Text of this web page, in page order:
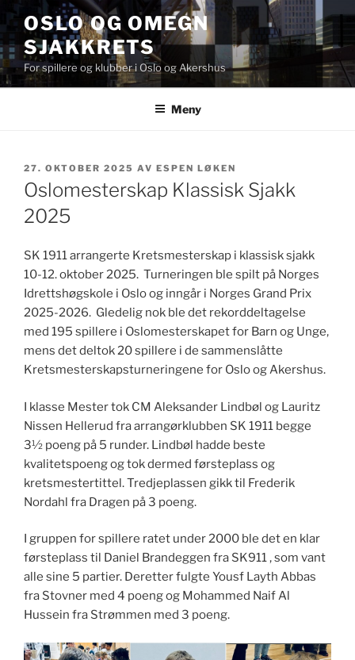
til
innhold
OSLO OG OMEGN
SJAKKRETS
For spillere og klubber i Oslo og Akershus
Meny
PUBLISERT
27. OKTOBER 2025 AV ESPEN LØKEN
Oslomesterskap Klassisk Sjakk
2025
SK 1911 arrangerte Kretsmesterskap i klassisk sjakk
10-12. oktober 2025. Turneringen ble spilt på Norges
Idrettshøgskole i Oslo og inngår i Norges Grand Prix
2025-2026. Gledelig nok ble det rekorddeltagelse
med 195 spillere i Oslomesterskapet for Barn og Unge,
mens det deltok 20 spillere i de sammenslåtte
Kretsmesterskapsturneringene for Oslo og Akershus.
I klasse Mester tok CM Aleksander Lindbøl og Lauritz
Nissen Hellerud fra arrangørklubben SK 1911 begge
3½ poeng på 5 runder. Lindbøl hadde beste
kvalitetspoeng og tok dermed førsteplass og
kretsmestertittel. Tredjeplassen gikk til Frederik
Nordahl fra Dragen på 3 poeng.
I gruppen for spillere ratet under 2000 ble det en klar
førsteplass til Daniel Brandeggen fra SK911 , som vant
alle sine 5 partier. Deretter fulgte Yousf Layth Abbas
fra Stovner med 4 poeng og Mohammed Naif Al
Hussein fra Strømmen med 3 poeng.